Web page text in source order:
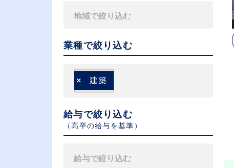
業種で絞り込む
× 建築
給与で絞り込む
（⾼卒の給与を基準）